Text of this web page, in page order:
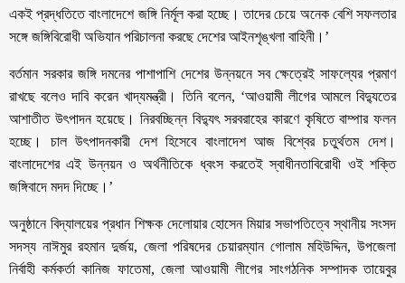
একই প্রদ্ধতিতে বাংলাদেশে জঙ্গি নির্মূল করা হচ্ছে। তাদের চেয়ে অনেক বেশি সফলতার
সঙ্গে জঙ্গিবিরোধী অভিযান পরিচালনা করছে দেশের আইনশৃঙ্খলা বাহিনী।’
বর্তমান সরকার জঙ্গি দমনের পাশাপাশি দেশের উন্নয়নে সব ক্ষেত্রেই সাফল্যের প্রমাণ
রাখছে বলেও দাবি করেন খাদ্যমন্ত্রী। তিনি বলেন, ‘আওয়ামী লীগের আমলে বিদ্যুতের
আশাতীত উৎপাদন হয়েছে। নিরবচ্ছিন্ন বিদ্যুৎ সরবরাহের কারণে কৃষিতে বাম্পার ফলন
হচ্ছে। চাল উৎপাদনকারী দেশ হিসেবে বাংলাদেশ আজ বিশ্বের চতুর্থতম দেশ।
বাংলাদেশের এই উন্নয়ন ও অর্থনীতিকে ধ্বংস করতেই স্বাধীনতাবিরোধী ওই শক্তি
জঙ্গিবাদে মদদ দিচ্ছে।’
অনুষ্ঠানে বিদ্যালয়ের প্রধান শিক্ষক দেলোয়ার হোসেন মিয়ার সভাপতিত্বে স্থানীয় সংসদ
সদস্য নাঈমুর রহমান দুর্জয়, জেলা পরিষদের চেয়ারম্যান গোলাম মহিউদ্দিন, উপজেলা
নির্বাহী কর্মকর্তা কানিজ ফাতেমা, জেলা আওয়ামী লীগের সাংগঠনিক সম্পাদক তায়েবুর